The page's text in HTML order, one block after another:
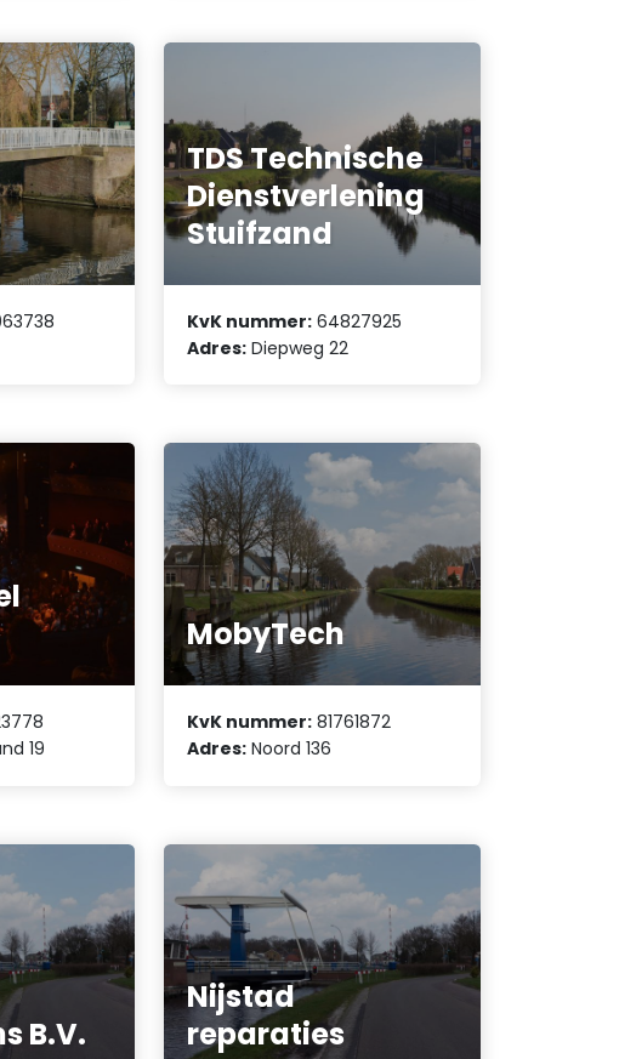
TDS Technische
Dienstverlening
Stuifzand
KvK nummer: 64827925
Adres: Diepweg 22
19
MobyTech
KvK nummer: 81761872
Adres: Noord 136
B.V.
Nijstad
reparaties